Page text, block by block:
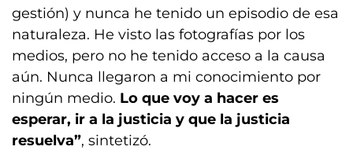
gestión) y nunca he tenido un episodio de esa
naturaleza. He visto las fotografías por los
medios, pero no he tenido acceso a la causa
aún. Nunca llegaron a mi conocimiento por
ningún medio. Lo que voy a hacer es
esperar, ir a la justicia y que la justicia
resuelva”, sintetizó.